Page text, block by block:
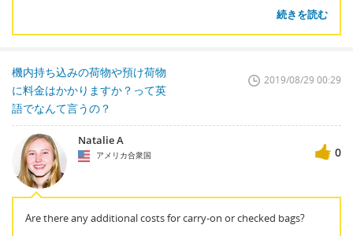
続きを読む
機内持ち込みの荷物や預け荷物
に料金はかかりますか？って英
語でなんて言うの？
2019/08/29 00:29
Natalie A
アメリカ合衆国 0
Are there any additional costs for carry-on or checked bags?